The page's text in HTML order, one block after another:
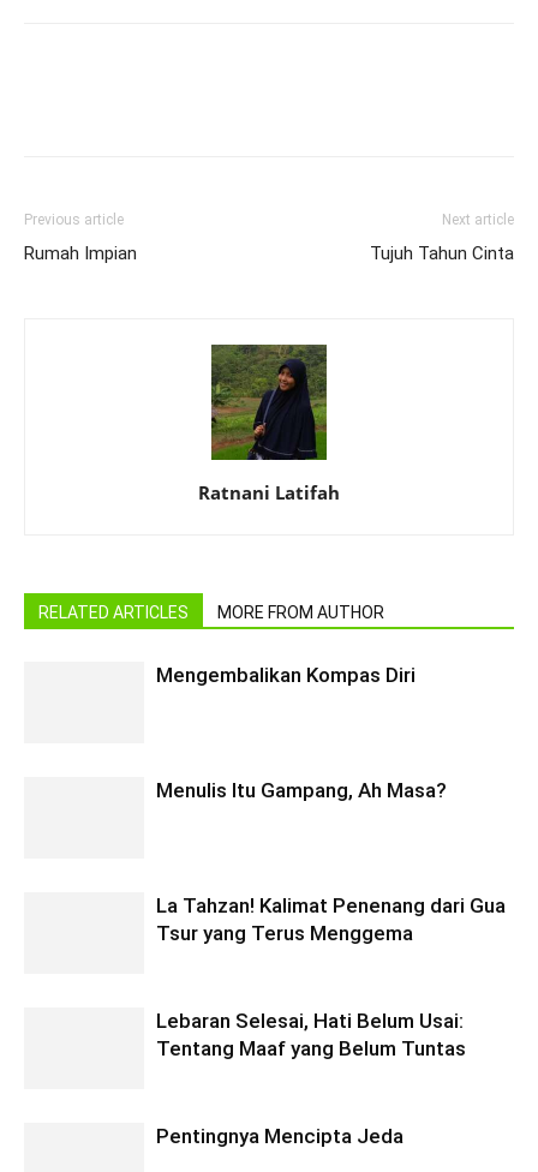
Previous article
Rumah Impian
Next article
Tujuh Tahun Cinta
Ratnani Latifah
RELATED ARTICLES MORE FROM AUTHOR
Mengembalikan Kompas Diri
Menulis Itu Gampang, Ah Masa?
La Tahzan! Kalimat Penenang dari Gua
Tsur yang Terus Menggema
Lebaran Selesai, Hati Belum Usai:
Tentang Maaf yang Belum Tuntas
Pentingnya Mencipta Jeda